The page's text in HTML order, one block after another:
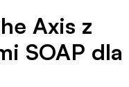
Axis z
SOAP dla